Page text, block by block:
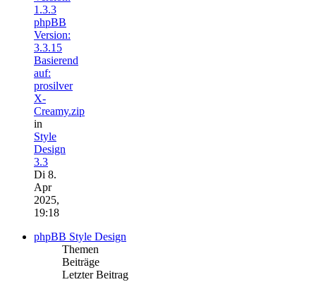
1.3.3
phpBB
Version:
3.3.15
Basierend
auf:
prosilver
X-
Creamy.zip
in
Style
Design
3.3
Di 8.
Apr
2025,
19:18
phpBB Style Design
Themen
Beiträge
Letzter Beitrag